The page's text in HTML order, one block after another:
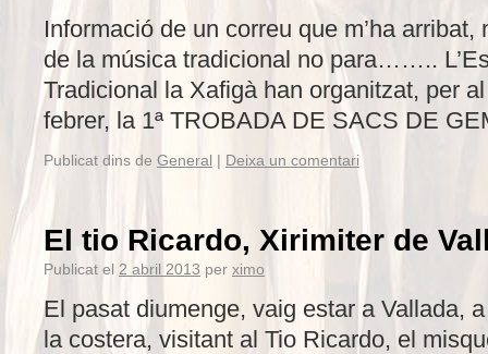
Informació de un correu que m’ha
de la música tradicional no para……..
Tradicional la Xafigà han organitzat, per
febrer, la 1ª TROBADA DE SACS DE
Publicat dins de General | Deixa un comentari
El tio Ricardo, Xirimiter de
Publicat el 2 abril 2013 per ximo
El pasat diumenge, vaig estar a Vallada,
la costera, visitant al Tio Ricardo, el